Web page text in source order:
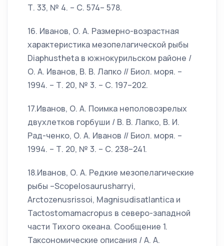
Т. 33, № 4. – С. 574– 578.
16. Иванов, О. А. Размерно-возрастная
характеристика мезопелагической рыбы
Diaphustheta в южнокурильском районе /
О. А. Иванов, В. В. Лапко // Биол. моря. –
1994. – Т. 20, № 3. – С. 197–202.
17.Иванов, О. А. Поимка неполовозрелых
двухлетков горбуши / В. В. Лапко, В. И.
Рад-ченко, О. А. Иванов // Биол. моря. –
1994. – Т. 20, № 3. – С. 238–241.
18.Иванов, О. А. Редкие мезопелагические
рыбы –Scopelosaurusharryi,
Arctozenusrissoi, Magnisudisatlantica и
Tactostomamacropus в северо-западной
части Тихого океана. Сообщение 1.
Таксономические описания / А. А.